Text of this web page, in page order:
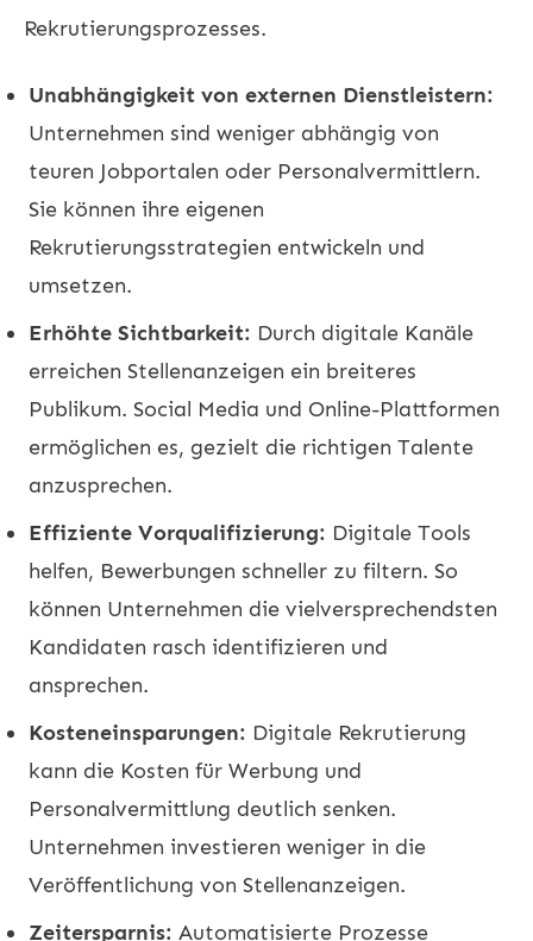
Rekrutierungsprozesses.
Unabhängigkeit von externen Dienstleistern:
Unternehmen sind weniger abhängig von
teuren Jobportalen oder Personalvermittlern.
Sie können ihre eigenen
Rekrutierungsstrategien entwickeln und
umsetzen.
Erhöhte Sichtbarkeit: Durch digitale Kanäle
erreichen Stellenanzeigen ein breiteres
Publikum. Social Media und Online-Plattformen
ermöglichen es, gezielt die richtigen Talente
anzusprechen.
Effiziente Vorqualifizierung: Digitale Tools
helfen, Bewerbungen schneller zu filtern. So
können Unternehmen die vielversprechendsten
Kandidaten rasch identifizieren und
ansprechen.
Kosteneinsparungen: Digitale Rekrutierung
kann die Kosten für Werbung und
Personalvermittlung deutlich senken.
Unternehmen investieren weniger in die
Veröffentlichung von Stellenanzeigen.
Zeitersparnis: Automatisierte Prozesse